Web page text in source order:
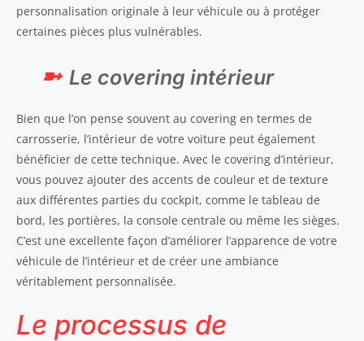
personnalisation originale à leur véhicule ou à protéger
certaines pièces plus vulnérables.
Le covering intérieur
Bien que l’on pense souvent au covering en termes de
carrosserie, l’intérieur de votre voiture peut également
bénéficier de cette technique. Avec le covering d’intérieur,
vous pouvez ajouter des accents de couleur et de texture
aux différentes parties du cockpit, comme le tableau de
bord, les portières, la console centrale ou même les sièges.
C’est une excellente façon d’améliorer l’apparence de votre
véhicule de l’intérieur et de créer une ambiance
véritablement personnalisée.
Le processus de